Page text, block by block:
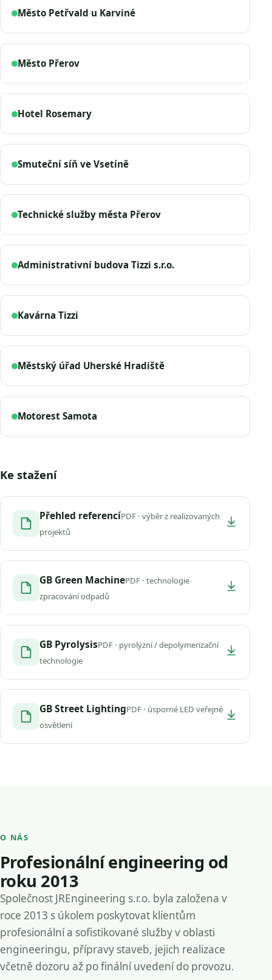
Město Petřvald u Karviné
Město Přerov
Hotel Rosemary
Smuteční síň ve Vsetíně
Technické služby města Přerov
Administrativní budova Tizzi s.r.o.
Kavárna Tizzi
Městský úřad Uherské Hradiště
Motorest Samota
Ke stažení
Přehled referencíPDF · výběr z realizovaných
projektů
GB Green MachinePDF · technologie
zpracování odpadů
GB PyrolysisPDF · pyrolýzní / depolymerizační
technologie
GB Street LightingPDF · úsporné LED veřejné
osvětlení
O NÁS
Profesionální engineering od
roku 2013
Společnost JREngineering s.r.o. byla založena v
roce 2013 s úkolem poskytovat klientům
profesionální a sofistikované služby v oblasti
engineeringu, přípravy staveb, jejich realizace
včetně dozoru až po finální uvedení do provozu.